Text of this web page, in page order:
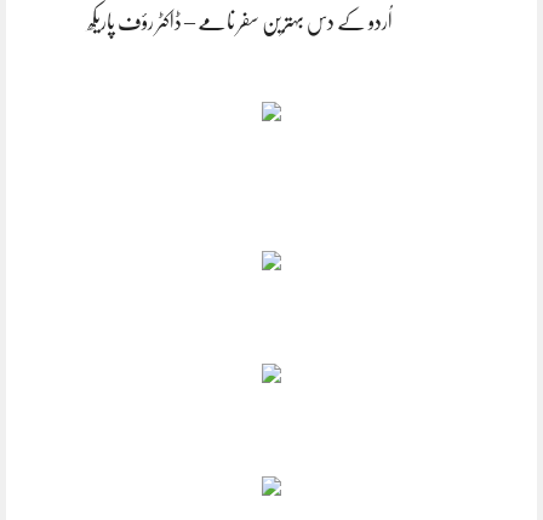
اُردو کے دس بہترین سفر نامے – ڈاکٹر رؤف پاریکھ